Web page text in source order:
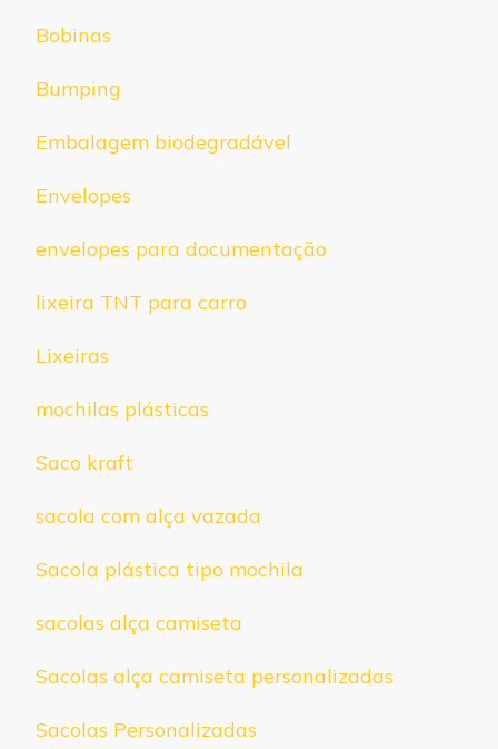
Bobinas
Bumping
Embalagem biodegradável
Envelopes
envelopes para documentação
lixeira TNT para carro
Lixeiras
mochilas plásticas
Saco kraft
sacola com alça vazada
Sacola plástica tipo mochila
sacolas alça camiseta
Sacolas alça camiseta personalizadas
Sacolas Personalizadas